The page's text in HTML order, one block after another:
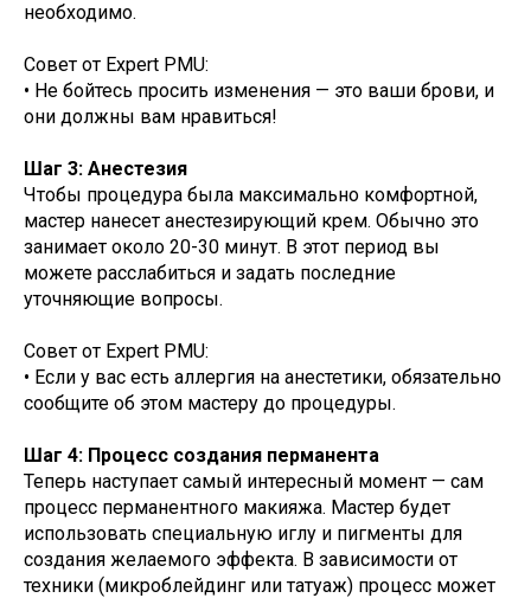
необходимо.
Совет от Expert PMU:
• Не бойтесь просить изменения — это ваши брови, и
они должны вам нравиться!
Шаг 3: Анестезия
Чтобы процедура была максимально комфортной,
мастер нанесет анестезирующий крем. Обычно это
занимает около 20-30 минут. В этот период вы
можете расслабиться и задать последние
уточняющие вопросы.
Совет от Expert PMU:
• Если у вас есть аллергия на анестетики, обязательно
сообщите об этом мастеру до процедуры.
Шаг 4: Процесс создания перманента
Теперь наступает самый интересный момент — сам
процесс перманентного макияжа. Мастер будет
использовать специальную иглу и пигменты для
создания желаемого эффекта. В зависимости от
техники (микроблейдинг или татуаж) процесс может